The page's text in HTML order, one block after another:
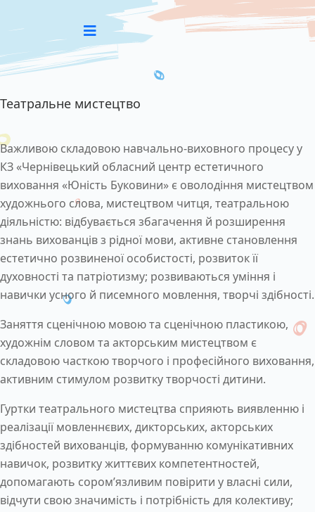
Театральне мистецтво
Важливою складовою навчально-виховного процесу у
КЗ «Чернівецький обласний центр естетичного
виховання «Юність Буковини» є оволодіння мистецтвом
художнього слова, мистецтвом читця, театральною
діяльністю: відбувається збагачення й розширення
знань вихованців з рідної мови, активне становлення
естетично розвиненої особистості, розвиток її
духовності та патріотизму; розвиваються уміння і
навички усного й писемного мовлення, творчі здібності.
Заняття сценічною мовою та сценічною пластикою,
художнім словом та акторським мистецтвом є
складовою часткою творчого і професійного виховання,
активним стимулом розвитку творчості дитини.
Гуртки театрального мистецтва сприяють виявленню і
реалізації мовленнєвих, дикторських, акторських
здібностей вихованців, формуванню комунікативних
навичок, розвитку життєвих компетентностей,
допомагають сором’язливим повірити у власні сили,
відчути свою значимість і потрібність для колективу;